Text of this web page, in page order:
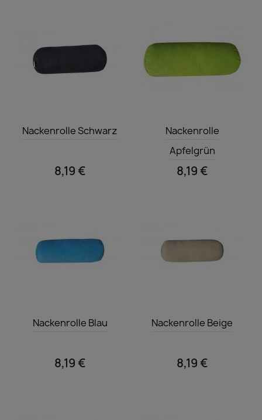
 Vorschau
Nackenrolle Schwarz
8,19 €
 Vorschau
Nackenrolle
Apfelgrün
8,19 €
 Vorschau
Nackenrolle Blau
8,19 €
 Vorschau
Nackenrolle Beige
8,19 €